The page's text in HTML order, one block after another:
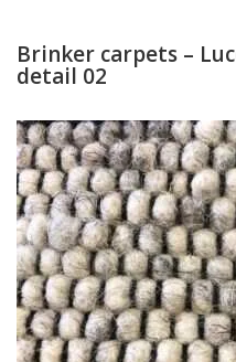
Brinker carpets –
detail 02